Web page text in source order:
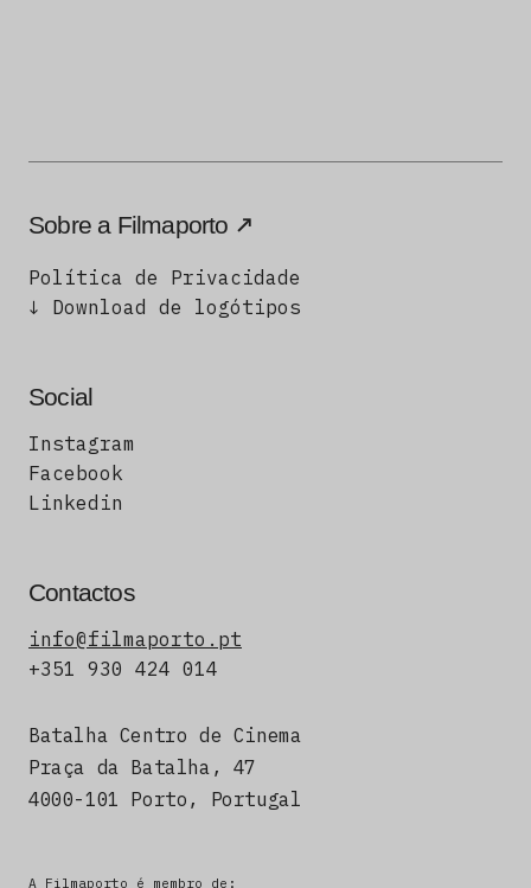
Sobre a Filmaporto
Política de Privacidade
↓ Download de logótipos
Social
Instagram
Facebook
Linkedin
Contactos
info@filmaporto.pt
+351 930 424 014
Batalha Centro de Cinema
Praça da Batalha, 47
4000-101 Porto, Portugal
A Filmaporto é membro de: